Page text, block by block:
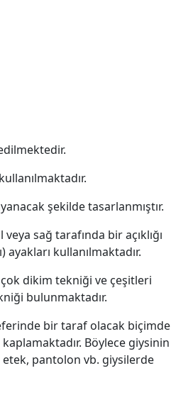
şekilde tasarlanmıştır.
sağ tarafında bir açıklığı
kullanılmaktadır.
dikim tekniği ve çeşitleri
bulunmaktadır.
bir taraf olacak biçimde
Böylece giysinin
pantolon vb. giysilerde